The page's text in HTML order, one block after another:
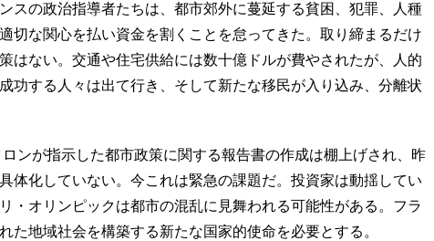
スの政治指導者たちは、都市郊外に蔓延する貧困、犯罪、人種
切な関心を払い資金を割くことを怠ってきた。取り締まるだけ
はない。交通や住宅供給には数十億ドルが費やされたが、人的
功する人々は出て行き、そして新たな移民が入り込み、分離状
ンが指示した都市政策に関する報告書の作成は棚上げされ、昨
体化していない。今これは緊急の課題だ。投資家は動揺してい
・オリンピックは都市の混乱に見舞われる可能性がある。フラ
た地域社会を構築する新たな国家的使命を必要とする。